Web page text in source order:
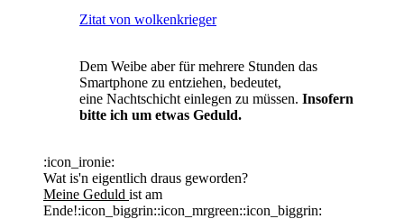
Zitat von wolkenkrieger
Dem Weibe aber für mehrere Stunden das
Smartphone zu entziehen, bedeutet,
eine Nachtschicht einlegen zu müssen. Insofern
bitte ich um etwas Geduld.
:icon_ironie:
Wat is'n eigentlich draus geworden?
Meine Geduld ist am
Ende!:icon_biggrin::icon_mrgreen::icon_biggrin: